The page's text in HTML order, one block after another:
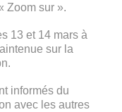
Zoom sur ».
13 et 14 mars à
sur la
informés du
avec les autres